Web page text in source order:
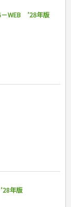
WEB ’28年版
年版